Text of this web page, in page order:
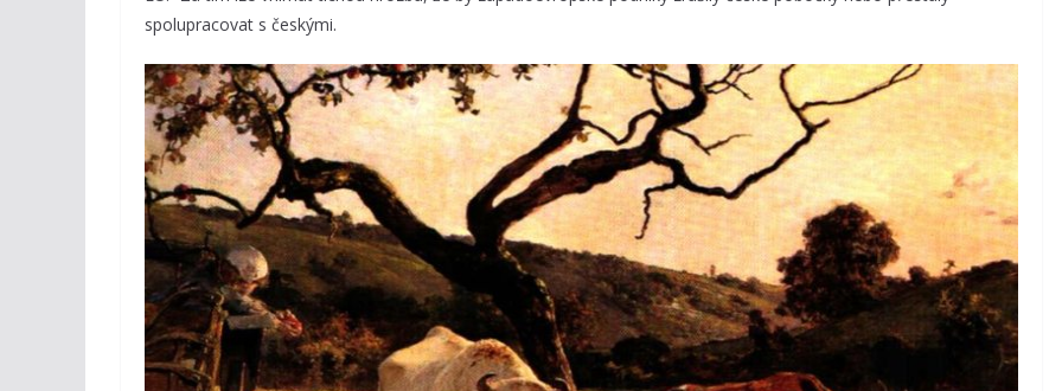
spolupracovat s českými.